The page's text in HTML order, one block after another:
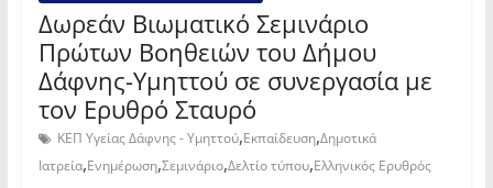
Δωρεάν Βιωματικό Σεμινάριο
Πρώτων Βοηθειών του Δήμου
Δάφνης-Υμηττού σε συνεργασία με
τον Ερυθρό Σταυρό
ΚΕΠ Υγείας Δάφνης - Υμηττού,Εκπαίδευση,Δημοτικά
Ιατρεία,Ενημέρωση,Σεμινάριο,Δελτίο τύπου,Ελληνικός Ερυθρός